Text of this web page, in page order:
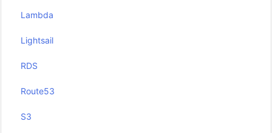
Lambda
Lightsail
RDS
Route53
S3